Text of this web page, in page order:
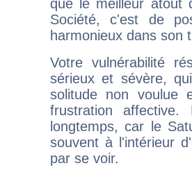
que le meilleur atout
Société, c'est de
harmonieux dans son
Votre vulnérabilité
sérieux et sévère,
solitude non voulue
frustration
longtemps, car le
souvent à l'intérieur
par se voir.